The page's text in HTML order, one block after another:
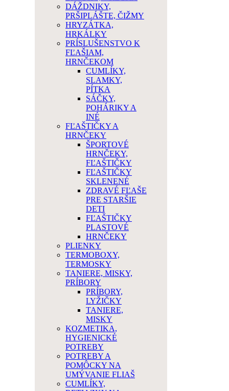
DÁŽDNIKY,
PRŠIPLÁŠTE, ČIŽMY
HRYZÁTKA,
HRKÁLKY
PRÍSLUŠENSTVO K
FĽAŠIAM,
HRNČEKOM
CUMLÍKY,
SLAMKY,
PÍTKA
SÁČKY,
POHÁRIKY A
INÉ
FĽAŠTIČKY A
HRNČEKY
ŠPORTOVÉ
HRNČEKY,
FĽAŠTIČKY
FĽAŠTIČKY
SKLENENÉ
ZDRAVÉ FĽAŠE
PRE STARŠIE
DETI
FĽAŠTIČKY
PLASTOVÉ
HRNČEKY
PLIENKY
TERMOBOXY,
TERMOSKY
TANIERE, MISKY,
PRÍBORY
PRÍBORY,
LYŽIČKY
TANIERE,
MISKY
KOZMETIKA,
HYGIENICKÉ
POTREBY
POTREBY A
POMÔCKY NA
UMÝVANIE FLIAŠ
CUMLÍKY,